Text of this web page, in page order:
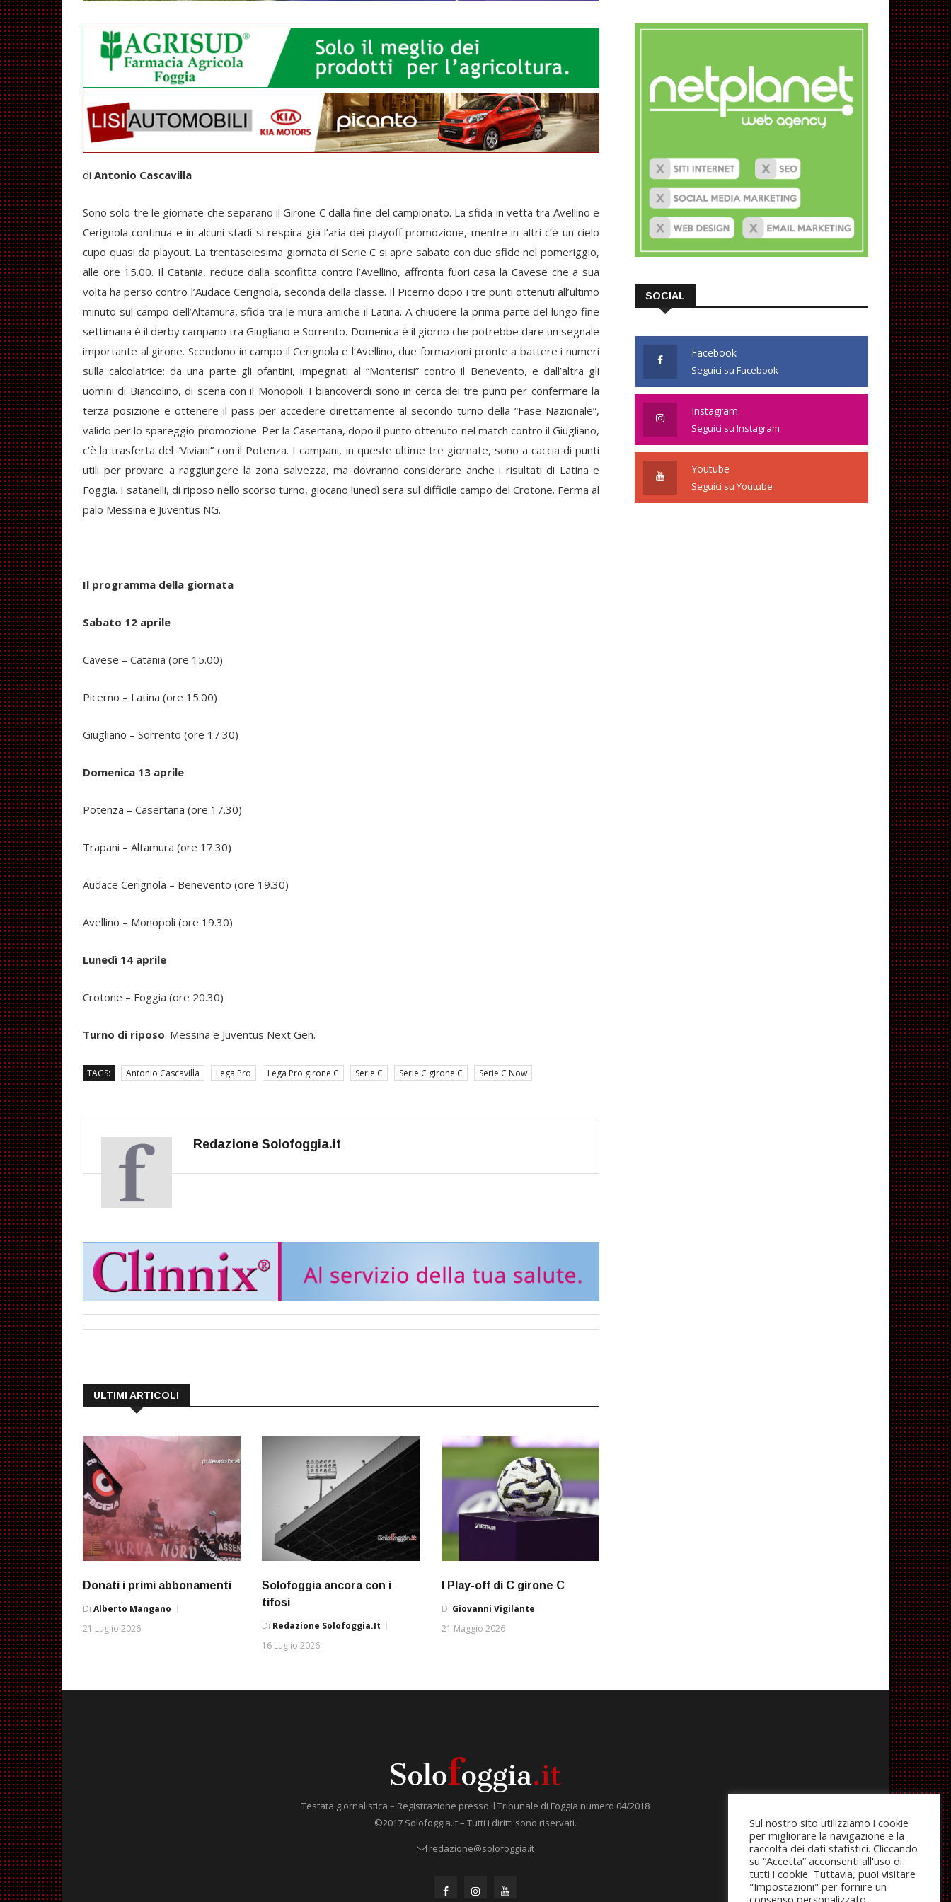
di Antonio Cascavilla
Sono solo tre le giornate che separano il Girone C dalla fine del campionato. La sfida in vetta tra Avellino e
Cerignola continua e in alcuni stadi si respira già l’aria dei playoff promozione, mentre in altri c’è un cielo
cupo quasi da playout. La trentaseiesima giornata di Serie C si apre sabato con due sfide nel pomeriggio,
alle ore 15.00. Il Catania, reduce dalla sconfitta contro l’Avellino, affronta fuori casa la Cavese che a sua
volta ha perso contro l’Audace Cerignola, seconda della classe. Il Picerno dopo i tre punti ottenuti all’ultimo
minuto sul campo dell’Altamura, sfida tra le mura amiche il Latina. A chiudere la prima parte del lungo fine
settimana è il derby campano tra Giugliano e Sorrento. Domenica è il giorno che potrebbe dare un segnale
importante al girone. Scendono in campo il Cerignola e l’Avellino, due formazioni pronte a battere i numeri
sulla calcolatrice: da una parte gli ofantini, impegnati al “Monterisi” contro il Benevento, e dall’altra gli
uomini di Biancolino, di scena con il Monopoli. I biancoverdi sono in cerca dei tre punti per confermare la
terza posizione e ottenere il pass per accedere direttamente al secondo turno della “Fase Nazionale”,
valido per lo spareggio promozione. Per la Casertana, dopo il punto ottenuto nel match contro il Giugliano,
c’è la trasferta del “Viviani” con il Potenza. I campani, in queste ultime tre giornate, sono a caccia di punti
utili per provare a raggiungere la zona salvezza, ma dovranno considerare anche i risultati di Latina e
Foggia. I satanelli, di riposo nello scorso turno, giocano lunedì sera sul difficile campo del Crotone. Ferma al
palo Messina e Juventus NG.
Il programma della giornata
Sabato 12 aprile
Cavese – Catania (ore 15.00)
Picerno – Latina (ore 15.00)
Giugliano – Sorrento (ore 17.30)
Domenica 13 aprile
Potenza – Casertana (ore 17.30)
Trapani – Altamura (ore 17.30)
Audace Cerignola – Benevento (ore 19.30)
Avellino – Monopoli (ore 19.30)
Lunedì 14 aprile
Crotone – Foggia (ore 20.30)
Turno di riposo: Messina e Juventus Next Gen.
TAGS: Antonio Cascavilla Lega Pro Lega Pro girone C Serie C Serie C girone C Serie C Now
Redazione Solofoggia.it
ULTIMI ARTICOLI
Donati i primi abbonamenti
Di Alberto Mangano
21 Luglio 2026
Solofoggia ancora con i
tifosi
Di Redazione Solofoggia.it
16 Luglio 2026
I Play-off di C girone C
Di Giovanni Vigilante
21 Maggio 2026
SOCIAL
Facebook
Seguici su Facebook
Instagram
Seguici su Instagram
Youtube
Seguici su Youtube
Testata giornalistica – Registrazione presso il Tribunale di Foggia numero 04/2018
©2017 Solofoggia.it – Tutti i diritti sono riservati.
redazione@solofoggia.it
Sul nostro sito utilizziamo i cookie
per migliorare la navigazione e la
raccolta dei dati statistici. Cliccando
su “Accetta” acconsenti all'uso di
tutti i cookie. Tuttavia, puoi visitare
"Impostazioni" per fornire un
consenso personalizzato.